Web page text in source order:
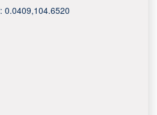
0.0409,104.6520